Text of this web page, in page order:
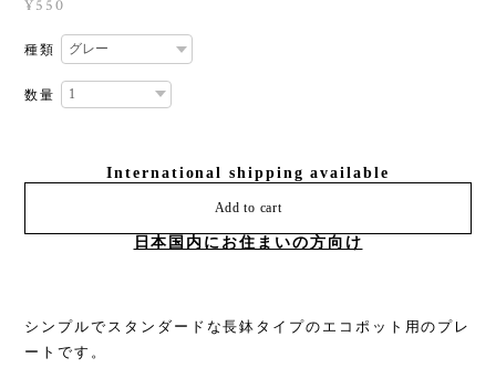
¥550
種類
数量
International shipping available
Add to cart
日本国内にお住まいの方向け
シンプルでスタンダードな長鉢タイプのエコポット用のプレ
ートです。